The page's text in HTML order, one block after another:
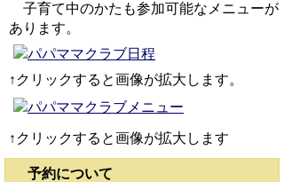
子育て中のかたも参加可能なメニューが
あります。
↑クリックすると画像が拡大します。
↑クリックすると画像が拡大します
予約について